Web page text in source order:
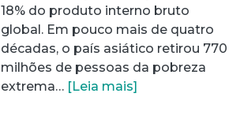
18% do produto interno bruto
global. Em pouco mais de quatro
décadas, o país asiático retirou 770
milhões de pessoas da pobreza
extrema… [Leia mais]